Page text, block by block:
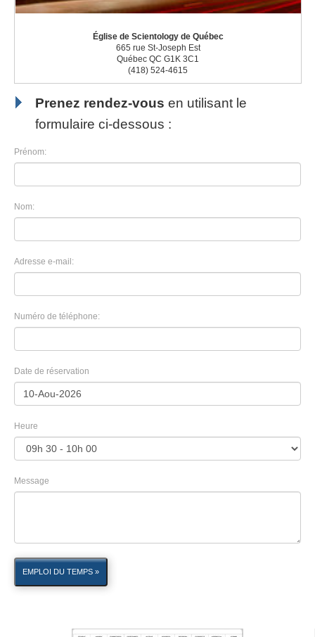
Église de Scientology de Québec
665 rue St-Joseph Est
Québec QC G1K 3C1
(418) 524-4615
Prenez rendez-vous en utilisant le
formulaire ci-dessous :
Prénom:
Nom:
Adresse e-mail:
Numéro de téléphone:
Date de réservation
Heure
Message
EMPLOI DU TEMPS »